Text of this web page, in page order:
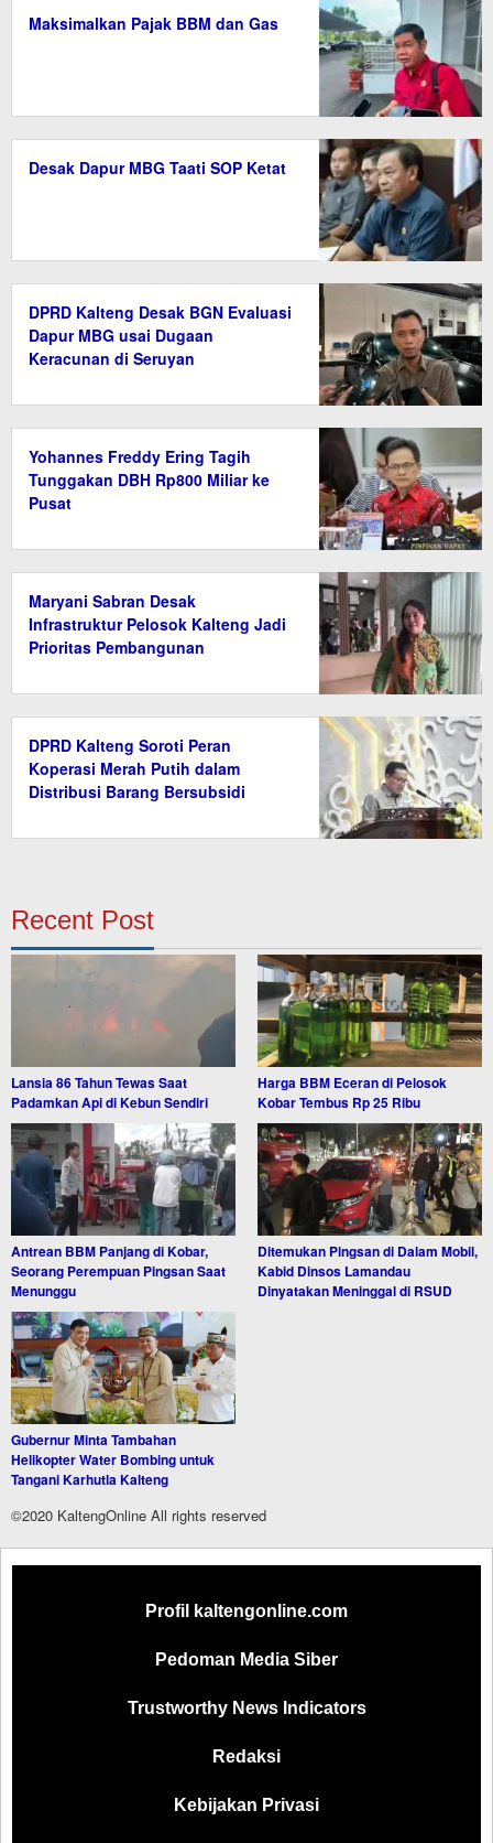
Maksimalkan Pajak BBM dan Gas
Desak Dapur MBG Taati SOP Ketat
DPRD Kalteng Desak BGN Evaluasi
Dapur MBG usai Dugaan
Keracunan di Seruyan
Yohannes Freddy Ering Tagih
Tunggakan DBH Rp800 Miliar ke
Pusat
Maryani Sabran Desak
Infrastruktur Pelosok Kalteng Jadi
Prioritas Pembangunan
DPRD Kalteng Soroti Peran
Koperasi Merah Putih dalam
Distribusi Barang Bersubsidi
Recent Post
Lansia 86 Tahun Tewas Saat
Padamkan Api di Kebun Sendiri
Harga BBM Eceran di Pelosok
Kobar Tembus Rp 25 Ribu
Antrean BBM Panjang di Kobar,
Seorang Perempuan Pingsan Saat
Menunggu
Ditemukan Pingsan di Dalam Mobil,
Kabid Dinsos Lamandau
Dinyatakan Meninggal di RSUD
Gubernur Minta Tambahan
Helikopter Water Bombing untuk
Tangani Karhutla Kalteng
©2020 KaltengOnline All rights reserved
Profil kaltengonline.com
Pedoman Media Siber
Trustworthy News Indicators
Redaksi
Kebijakan Privasi